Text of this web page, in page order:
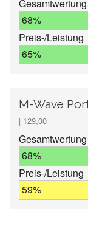
Gesamtwertung
68%
Preis-/Leistung
65%
M-Wave
| 129,00
Gesamtwertung
68%
Preis-/Leistung
59%